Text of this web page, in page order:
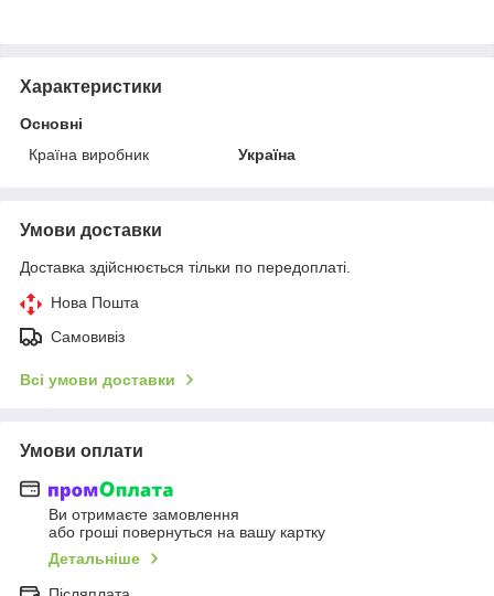
Характеристики
Основні
Країна виробник
Україна
Умови доставки
Доставка здійснюється тільки по передоплаті.
Нова Пошта
Самовивіз
Всі умови доставки
Умови оплати
Ви отримаєте замовлення
або гроші повернуться на вашу картку
Детальніше